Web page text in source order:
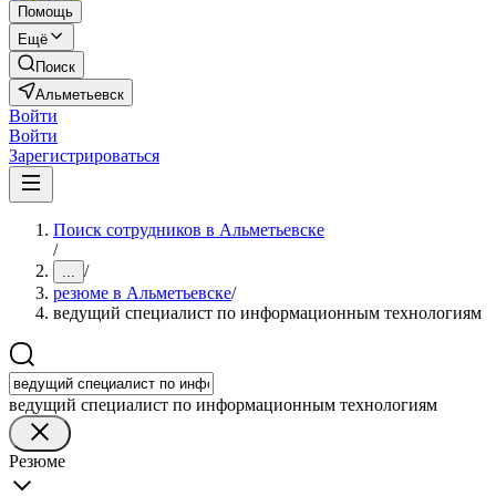
Помощь
Ещё
Поиск
Альметьевск
Войти
Войти
Зарегистрироваться
Поиск сотрудников в Альметьевске
/
... /
резюме в Альметьевске/
ведущий специалист по информационным технологиям
ведущий специалист по информационным технологиям
Резюме